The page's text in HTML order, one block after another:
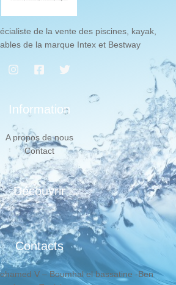
de la vente des piscines, kayak,
de la marque Intex et Bestway
Information
A propos de nous
Contact
Découvrir
Contacts
V – Boumhal el bassatine -Ben